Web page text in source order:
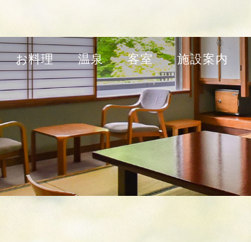
お料理 温泉 客室 施設案内